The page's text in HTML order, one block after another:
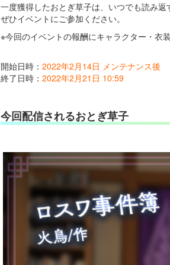
一度獲得したおとぎ草子は、いつでも読み返
ぜひイベントにご参加ください。
※今回のイベントの報酬にキャラクター・衣
開始日時： 2022年2月14日 メンテナンス後
終了日時： 2022年2月21日 10:59
今回配信されるおとぎ草子